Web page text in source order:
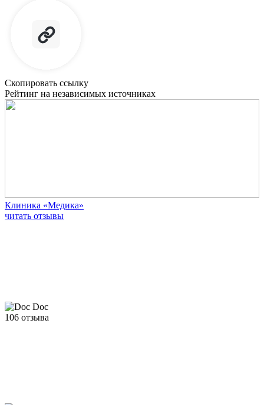
Скопировать ссылку
Рейтинг на независимых источниках
Клиника «Медика»
читать отзывы
106 отзыва